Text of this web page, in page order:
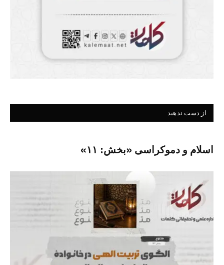
از دست ندهید
اسلام و دموکراسی «بخش: ۱۱»